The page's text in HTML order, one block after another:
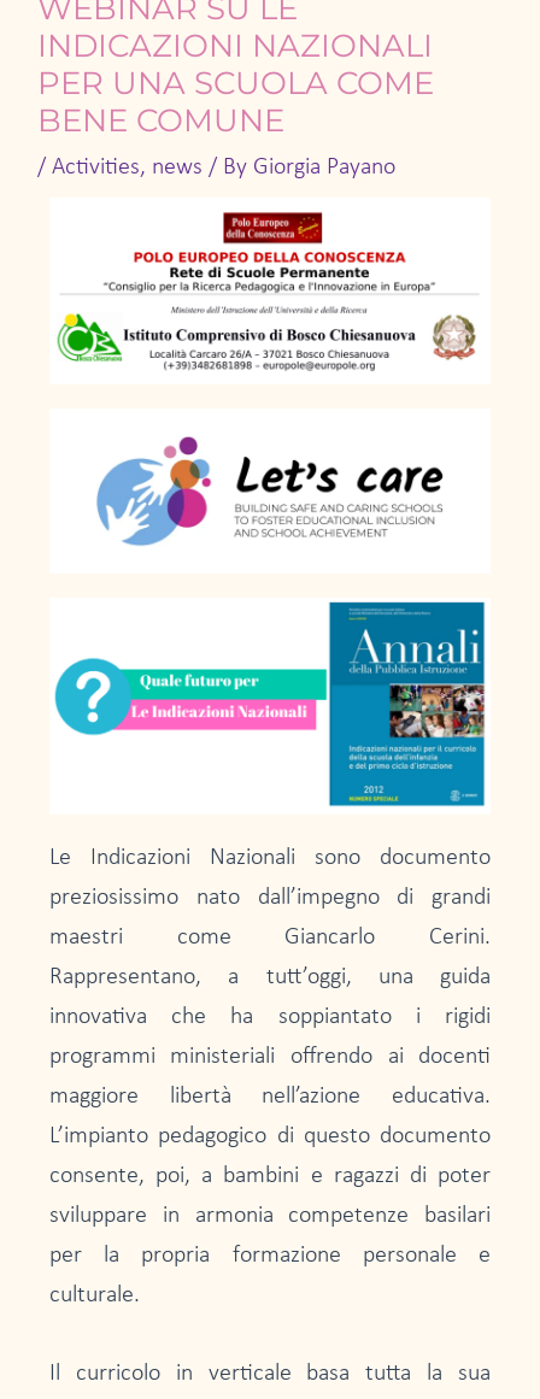
WEBINAR SU LE
INDICAZIONI NAZIONALI
PER UNA SCUOLA COME
BENE COMUNE
/ Activities, news / By Giorgia Payano
Le Indicazioni Nazionali sono documento
preziosissimo nato dall’impegno di grandi
maestri come Giancarlo Cerini.
Rappresentano, a tutt’oggi, una guida
innovativa che ha soppiantato i rigidi
programmi ministeriali offrendo ai docenti
maggiore libertà nell’azione educativa.
L’impianto pedagogico di questo documento
consente, poi, a bambini e ragazzi di poter
sviluppare in armonia competenze basilari
per la propria formazione personale e
culturale.
Il curricolo in verticale basa tutta la sua